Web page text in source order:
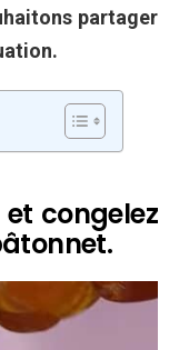
partager
congelez